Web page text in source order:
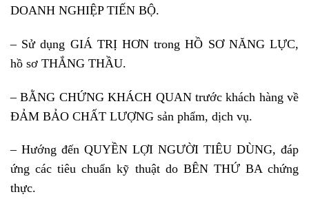
DOANH NGHIỆP TIẾN BỘ.
– Sử dụng GIÁ TRỊ HƠN trong HỒ SƠ NĂNG LỰC,
hồ sơ THẮNG THẦU.
– BẰNG CHỨNG KHÁCH QUAN trước khách hàng về
ĐẢM BẢO CHẤT LƯỢNG sản phẩm, dịch vụ.
– Hướng đến QUYỀN LỢI NGƯỜI TIÊU DÙNG, đáp
ứng các tiêu chuẩn kỹ thuật do BÊN THỨ BA chứng
thực.